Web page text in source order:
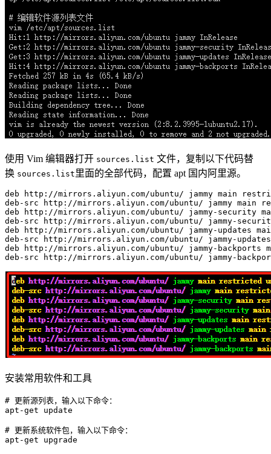
使用 Vim 编辑器打开 sources.list 文件，复制以下代码替
换 sources.list 里面的全部代码，配置 apt 国内阿里源。
deb http://mirrors.aliyun.com/ubuntu/ jammy main
deb-src http://mirrors.aliyun.com/ubuntu/ jammy main
deb http://mirrors.aliyun.com/ubuntu/ jammy-security
deb-src http://mirrors.aliyun.com/ubuntu/ jammy-
deb http://mirrors.aliyun.com/ubuntu/ jammy-updates
deb-src http://mirrors.aliyun.com/ubuntu/ jammy-
deb http://mirrors.aliyun.com/ubuntu/ jammy-
安装常用软件和工具
# 更新源列表，输入以下命令：
apt-get update
# 更新系统软件包，输入以下命令：
apt-get upgrade